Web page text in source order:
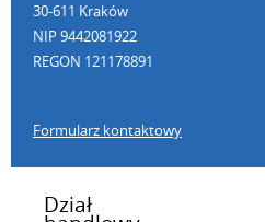
30-611 Kraków
NIP 9442081922
REGON 121178891
Formularz kontaktowy
Dział